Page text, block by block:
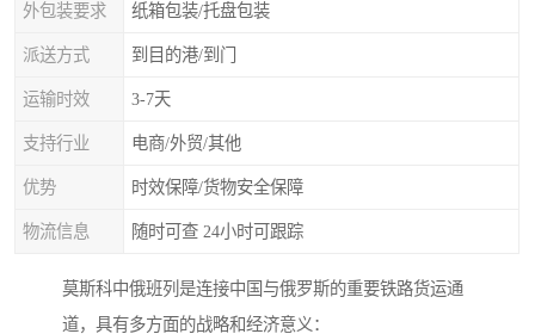
外包装要求 纸箱包装/托盘包装
派送方式 到目的港/到门
运输时效 3-7天
支持行业 电商/外贸/其他
优势 时效保障/货物安全保障
物流信息 随时可查 24小时可跟踪
莫斯科中俄班列是连接中国与俄罗斯的重要铁路货运通
道，具有多方面的战略和经济意义：